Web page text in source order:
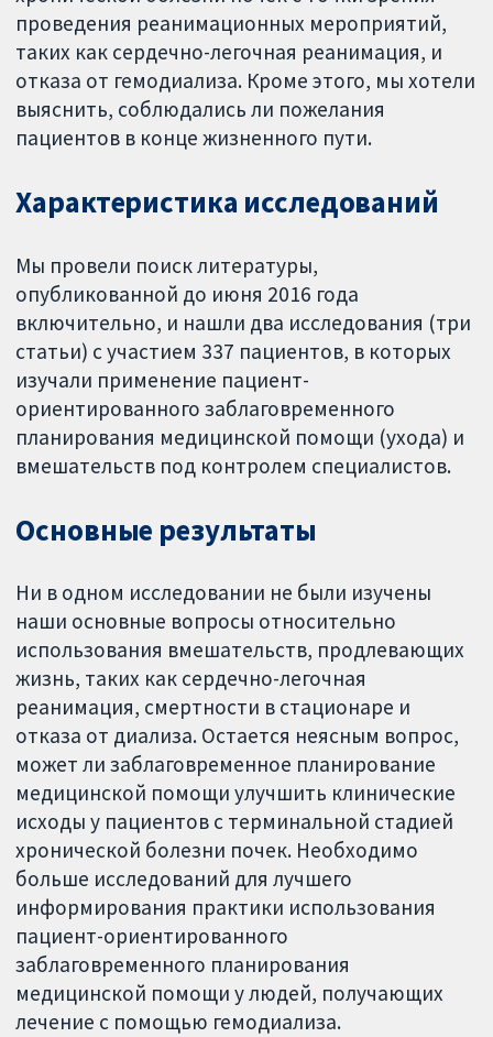
проведения реанимационных мероприятий,
таких как сердечно-легочная реанимация, и
отказа от гемодиализа. Кроме этого, мы хотели
выяснить, соблюдались ли пожелания
пациентов в конце жизненного пути.
Характеристика исследований
Мы провели поиск литературы,
опубликованной до июня 2016 года
включительно, и нашли два исследования (три
статьи) с участием 337 пациентов, в которых
изучали применение пациент-
ориентированного заблаговременного
планирования медицинской помощи (ухода) и
вмешательств под контролем специалистов.
Основные результаты
Ни в одном исследовании не были изучены
наши основные вопросы относительно
использования вмешательств, продлевающих
жизнь, таких как сердечно-легочная
реанимация, смертности в стационаре и
отказа от диализа. Остается неясным вопрос,
может ли заблаговременное планирование
медицинской помощи улучшить клинические
исходы у пациентов с терминальной стадией
хронической болезни почек. Необходимо
больше исследований для лучшего
информирования практики использования
пациент-ориентированного
заблаговременного планирования
медицинской помощи у людей, получающих
лечение с помощью гемодиализа.